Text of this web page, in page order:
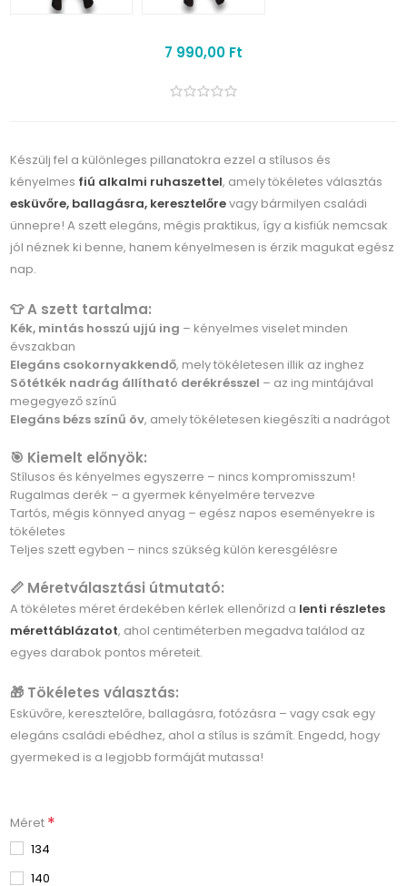
7 990,00 Ft
Készülj fel a különleges pillanatokra ezzel a stílusos és
kényelmes fiú alkalmi ruhaszettel, amely tökéletes választás
esküvőre, ballagásra, keresztelőrevagy bármilyen családi
ünnepre! A szett elegáns, mégis praktikus, így a kisfiúk nemcsak
jól néznek ki benne, hanem kényelmesen is érzik magukat egész
nap.
👕 A szett tartalma:
Kék, mintás hosszú ujjú ing – kényelmes viselet minden
évszakban
Elegáns csokornyakkendő, mely tökéletesen illik az inghez
Sötétkék nadrág állítható derékrésszel – az ing mintájával
megegyező színű
Elegáns bézs színű öv, amely tökéletesen kiegészíti a nadrágot
🎯 Kiemelt előnyök:
Stílusos és kényelmes egyszerre – nincs kompromisszum!
Rugalmas derék – a gyermek kényelmére tervezve
Tartós, mégis könnyed anyag – egész napos eseményekre is
tökéletes
Teljes szett egyben – nincs szükség külön keresgélésre
📏 Méretválasztási útmutató:
A tökéletes méret érdekében kérlek ellenőrizd a lenti részletes
mérettáblázatot, ahol centiméterben megadva találod az
egyes darabok pontos méreteit.
🎁 Tökéletes választás:
Esküvőre, keresztelőre, ballagásra, fotózásra – vagy csak egy
elegáns családi ebédhez, ahol a stílus is számít. Engedd, hogy
gyermeked is a legjobb formáját mutassa!
Méret *
134
140